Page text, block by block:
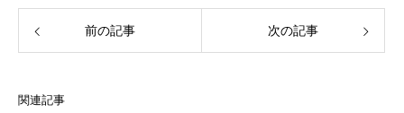
前の記事 次の記事
関連記事